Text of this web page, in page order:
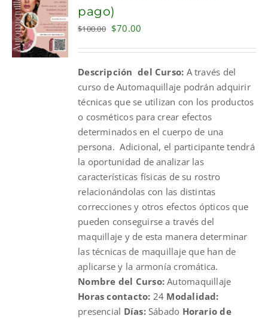
CART
pago)
$100.00 Original
$100.00.
$70.00
$70.00.
Descripción del Curso: A través del
curso de Automaquillaje podrán adquirir
técnicas que se utilizan con los productos
o cosméticos para crear efectos
determinados en el cuerpo de una
persona. Adicional, el participante tendrá
la oportunidad de analizar las
características físicas de su rostro
relacionándolas con las distintas
correcciones y otros efectos ópticos que
pueden conseguirse a través del
maquillaje y de esta manera determinar
las técnicas de maquillaje que han de
aplicarse y la armonía cromática.
Nombre del Curso:Automaquillaje
Horas contacto: 24 Modalidad:
presencial Días:Sábado Horario de